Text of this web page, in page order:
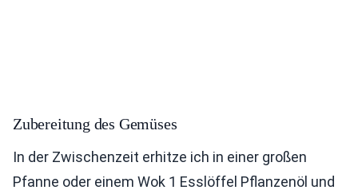
Zubereitung des Gemüses
In der Zwischenzeit erhitze ich in einer großen
Pfanne oder einem Wok 1 Esslöffel Pflanzenöl und